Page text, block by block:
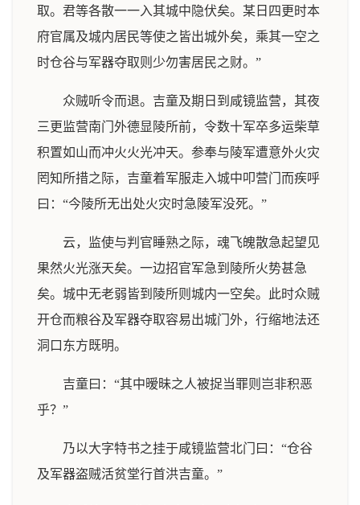
取。君等各散一一入其城中隐伏矣。某日四更时本
府官属及城内居民等使之皆出城外矣，乘其一空之
时仓谷与军器夺取则少勿害居民之财。”
众贼听令而退。吉童及期日到咸镜监营，其夜
三更监营南门外德显陵所前，令数十军卒多运柴草
积置如山而冲火火光冲天。参奉与陵军遭意外火灾
罔知所措之际，吉童着军服走入城中叩营门而疾呼
曰：“今陵所无出处火灾时急陵军没死。”
云，监使与判官睡熟之际，魂飞魄散急起望见
果然火光涨天矣。一边招官军急到陵所火势甚急
矣。城中无老弱皆到陵所则城内一空矣。此时众贼
开仓而粮谷及军器夺取容易出城门外，行缩地法还
洞口东方既明。
吉童曰：“其中暧昧之人被捉当罪则岂非积恶
乎？”
乃以大字特书之挂于咸镜监营北门曰：“仓谷
及军器盗贼活贫堂行首洪吉童。”